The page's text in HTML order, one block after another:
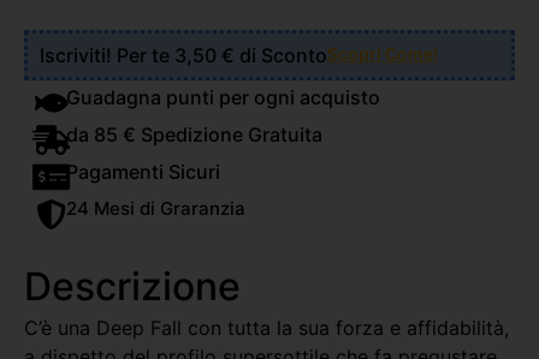
Iscriviti! Per te 3,50 € di ScontoScopri Come!
Guadagna punti per ogni acquisto
da 85 € Spedizione Gratuita
Pagamenti Sicuri
24 Mesi di Graranzia
Descrizione
C’è una Deep Fall con tutta la sua forza e affidabilità,